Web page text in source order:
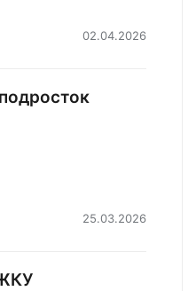
02.04.2026
25.03.2026